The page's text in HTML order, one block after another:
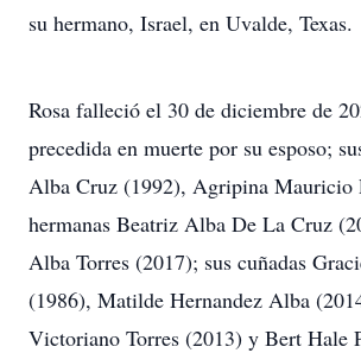
su hermano, Israel, en Uvalde, Texas.
Rosa falleció el 30 de diciembre de
precedida en muerte por su esposo;
Alba Cruz (1992), Agripina Mauricio
hermanas Beatriz Alba De La Cruz
Alba Torres (2017); sus cuñadas
(1986), Matilde Hernandez Alba
Victoriano Torres (2013) y Bert Hale